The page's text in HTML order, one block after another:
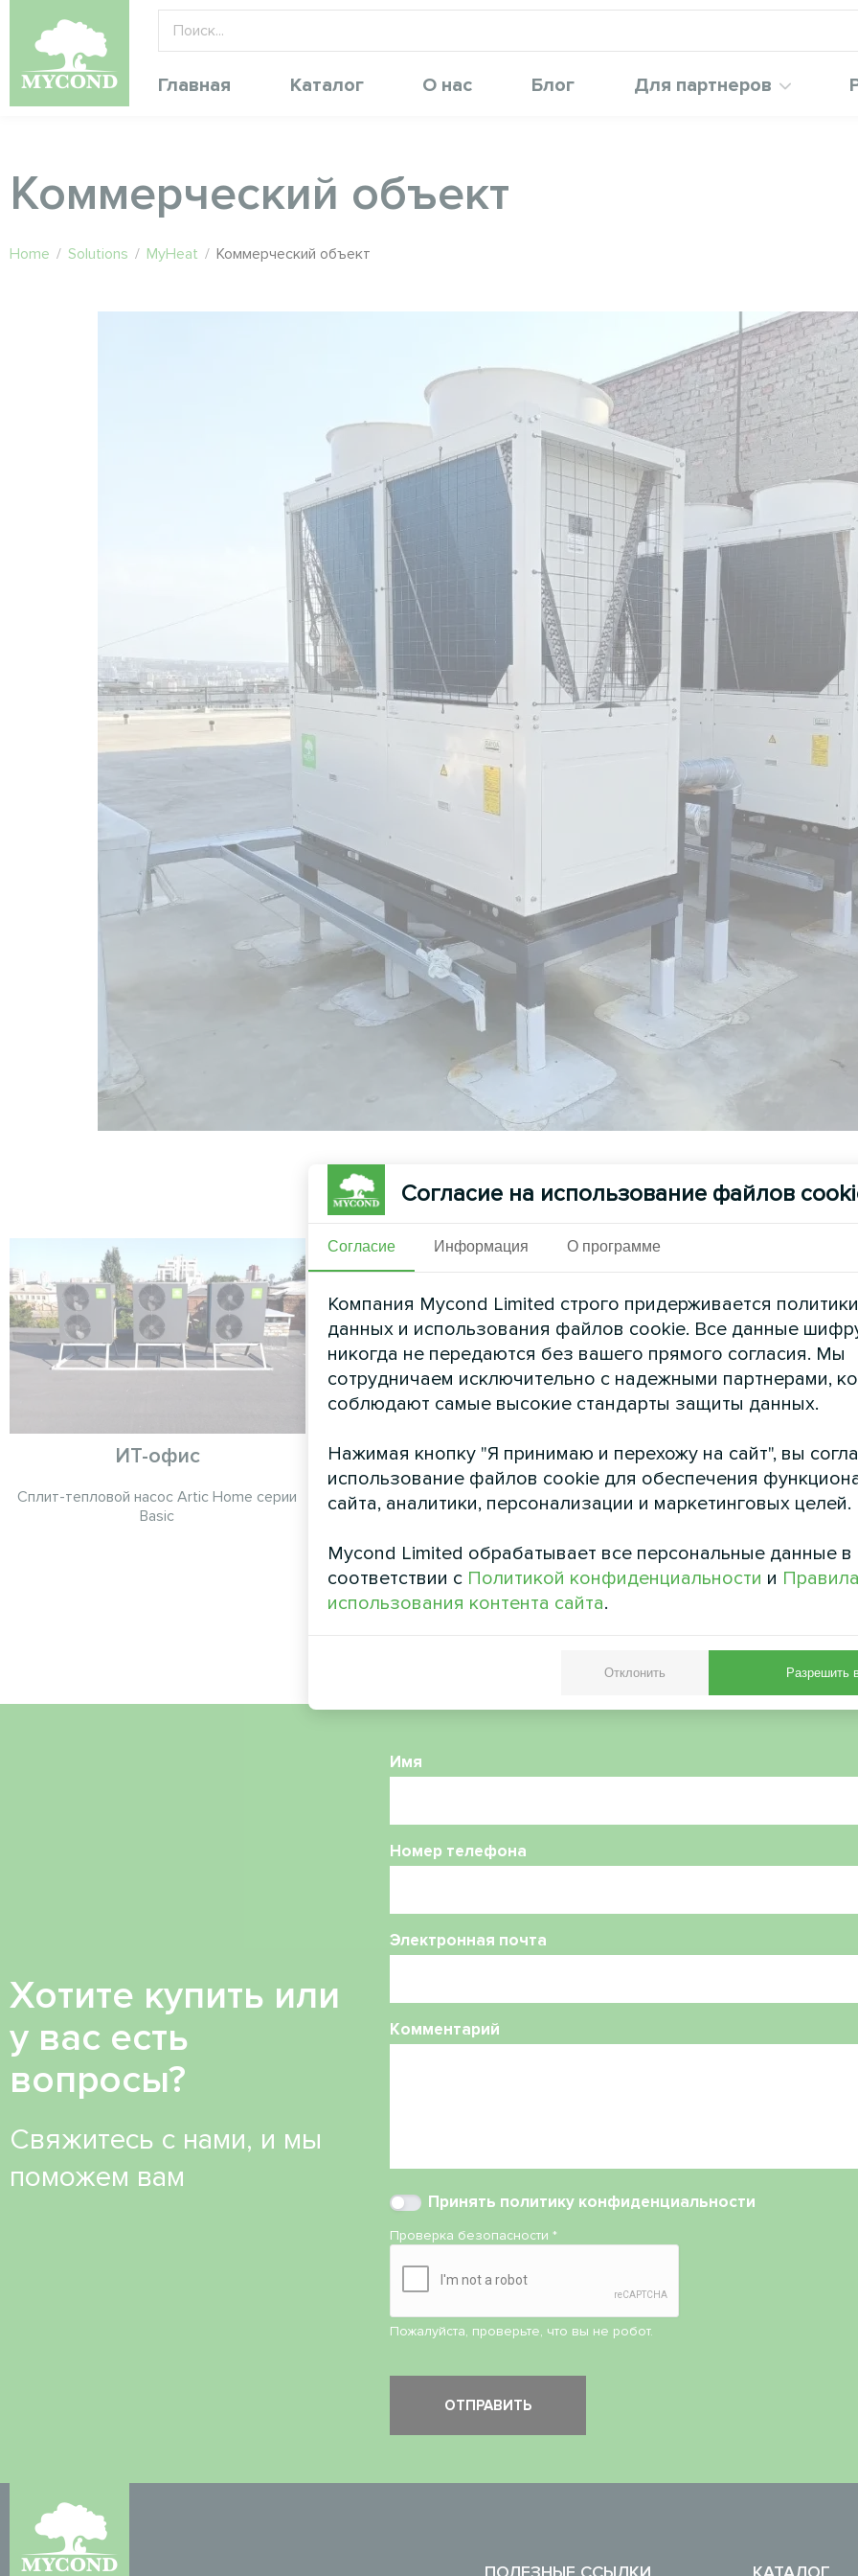
Главная Каталог О нас Блог Для партнеров
Коммерческий объект
Home / Solutions / MyHeat / Коммерческий объект
См. также
ИТ-офис
Сплит-тепловой насос Artic Home серии
Basic
Частный дом
Тепловой насос Mycond BeeThermic MHCM
10 SU1A
Коммерческий
Модульный тепловой
Хотите купить или
у вас есть
вопросы?
Свяжитесь с нами, и мы
поможем вам
Имя
Номер телефона
Электронная почта
Комментарий
Принять политику конфиденциальности
Проверка безопасности*
Пожалуйста, проверьте, что вы не робот.
Согласие на использование файлов
Согласие Информация О программе
Компания Mycond Limited строго придерживается
данных и использования файлов cookie. Все данные
никогда не передаются без вашего прямого согласия. Мы
сотрудничаем исключительно с надежными партнерами,
соблюдают самые высокие стандарты защиты данных.
Нажимая кнопку "Я принимаю и перехожу на сайт", вы
использование файлов cookie для обеспечения
сайта, аналитики, персонализации и маркетинговых целей.
Mycond Limited обрабатывает все персональные данные в
соответствии с Политикой конфиденциальности и
использования контента сайта.
Отклонить Разрешить